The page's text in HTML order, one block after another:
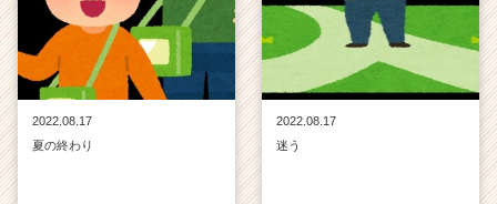
2022.08.17
夏の終わり
2022.08.17
迷う